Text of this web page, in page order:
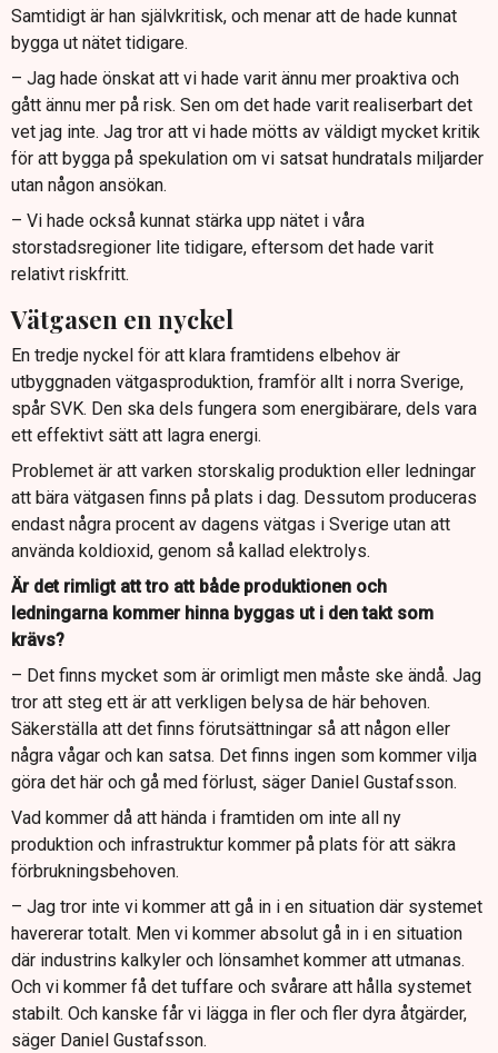
Samtidigt är han självkritisk, och menar att de hade kunnat
bygga ut nätet tidigare.
– Jag hade önskat att vi hade varit ännu mer proaktiva och
gått ännu mer på risk. Sen om det hade varit realiserbart det
vet jag inte. Jag tror att vi hade mötts av väldigt mycket kritik
för att bygga på spekulation om vi satsat hundratals miljarder
utan någon ansökan.
– Vi hade också kunnat stärka upp nätet i våra
storstadsregioner lite tidigare, eftersom det hade varit
relativt riskfritt.
Vätgasen en nyckel
En tredje nyckel för att klara framtidens elbehov är
utbyggnaden vätgasproduktion, framför allt i norra Sverige,
spår SVK. Den ska dels fungera som energibärare, dels vara
ett effektivt sätt att lagra energi.
Problemet är att varken storskalig produktion eller ledningar
att bära vätgasen finns på plats i dag. Dessutom produceras
endast några procent av dagens vätgas i Sverige utan att
använda koldioxid, genom så kallad elektrolys.
Är det rimligt att tro att både produktionen och
ledningarna kommer hinna byggas ut i den takt som
krävs?
– Det finns mycket som är orimligt men måste ske ändå. Jag
tror att steg ett är att verkligen belysa de här behoven.
Säkerställa att det finns förutsättningar så att någon eller
några vågar och kan satsa. Det finns ingen som kommer vilja
göra det här och gå med förlust, säger Daniel Gustafsson.
Vad kommer då att hända i framtiden om inte all ny
produktion och infrastruktur kommer på plats för att säkra
förbrukningsbehoven.
– Jag tror inte vi kommer att gå in i en situation där systemet
havererar totalt. Men vi kommer absolut gå in i en situation
där industrins kalkyler och lönsamhet kommer att utmanas.
Och vi kommer få det tuffare och svårare att hålla systemet
stabilt. Och kanske får vi lägga in fler och fler dyra åtgärder,
säger Daniel Gustafsson.